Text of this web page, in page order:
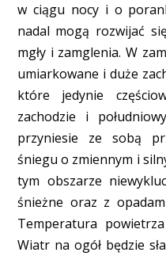
w ciągu nocy i o
nadal mogą rozwijać
mgły i zamglenia. W
umiarkowane i duże
które jedynie
zachodzie i
przyniesie ze sobą
śniegu o zmiennym i
tym obszarze
śnieżne oraz z
Temperatura
Wiatr na ogół będzie